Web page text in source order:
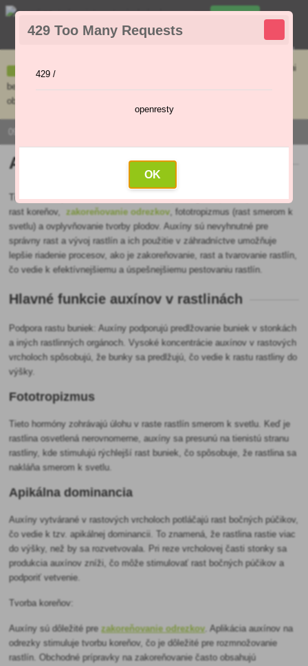
429 Too Many Requests
429 /
openresty
OK
Ceny uvedené na e-shope sa môžu líšiť od cien v kamennej predajni
bez objednávky. Tovar skladom pripravíme do 30 min na základe
objednávky. Predajňa je v sobotu zatvorená.
Menu
Auxíny
Tieto hormóny sú zodpovedné za rôzne fyziologické procesy, ako sú
rast koreňov,zakoreňovanie odrezkov, fototropizmus (rast smerom k
svetlu) a ovplyvňovanie tvorby plodov. Auxíny sú nevyhnutné pre
správny rast a vývoj rastlín a ich použitie v záhradníctve umožňuje
lepšie riadenie procesov, ako je zakoreňovanie, rast a tvarovanie rastlín,
čo vedie k efektívnejšiemu a úspešnejšiemu pestovaniu rastlín.
Hlavné funkcie auxínov v rastlinách
Podpora rastu buniek: Auxíny podporujú predlžovanie buniek v stonkách
a iných rastlinných orgánoch. Vysoké koncentrácie auxínov v rastových
vrcholoch spôsobujú, že bunky sa predlžujú, čo vedie k rastu rastliny do
výšky.
Fototropizmus
Tieto hormóny zohrávajú úlohu v raste rastlín smerom k svetlu. Keď je
rastlina osvetlená nerovnomerne, auxíny sa presunú na tienistú stranu
rastliny, kde stimulujú rýchlejší rast buniek, čo spôsobuje, že rastlina sa
nakláňa smerom k svetlu.
Apikálna dominancia
Auxíny vytvárané v rastových vrcholoch potláčajú rast bočných púčikov,
čo vedie k tzv. apikálnej dominancii. To znamená, že rastlina rastie viac
do výšky, než by sa rozvetvovala. Pri reze vrcholovej časti stonky sa
produkcia auxínov zníži, čo môže stimulovať rast bočných púčikov a
podporiť vetvenie.
Tvorba koreňov:
Auxíny sú dôležité prezakoreňovanie odrezkov. Aplikácia auxínov na
odrezky stimuluje tvorbu koreňov, čo je dôležité pre rozmnožovanie
rastlín. Obchodné prípravky na zakoreňovanie často obsahujú